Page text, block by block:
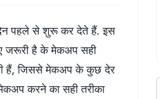
पहले से शुरू कर देते हैं. इस
जरूरी है के मेकअप सही
हैं, जिससे मेकअप के कुछ देर
करने का सही तरीका